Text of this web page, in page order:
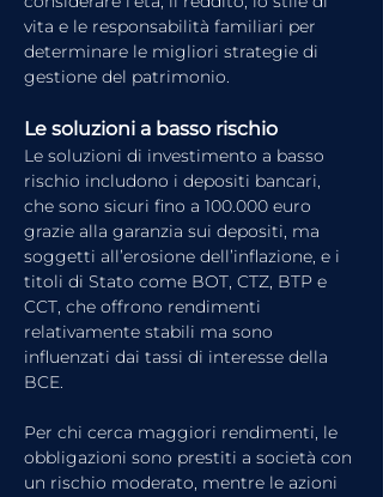
vita e le responsabilità familiari per
determinare le migliori strategie di
gestione del patrimonio.
Le soluzioni a basso rischio
Le soluzioni di investimento a basso
rischio includono i depositi bancari,
che sono sicuri fino a 100.000 euro
grazie alla garanzia sui depositi, ma
soggetti all’erosione dell’inflazione, e i
titoli di Stato come BOT, CTZ, BTP e
CCT, che offrono rendimenti
relativamente stabili ma sono
influenzati dai tassi di interesse della
BCE.
Per chi cerca maggiori rendimenti, le
obbligazioni sono prestiti a società con
un rischio moderato, mentre le azioni